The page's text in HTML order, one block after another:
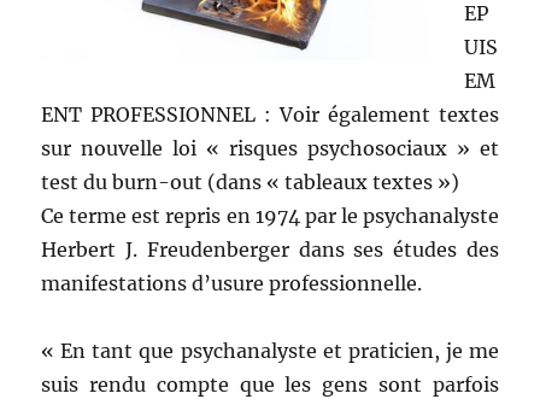
EP
UIS
EM
ENT PROFESSIONNEL : Voir également textes
sur nouvelle loi « risques psychosociaux » et
test du burn-out (dans « tableaux textes »)
Ce terme est repris en 1974 par le psychanalyste
Herbert J. Freudenberger dans ses études des
manifestations d’usure professionnelle.
« En tant que psychanalyste et praticien, je me
suis rendu compte que les gens sont parfois